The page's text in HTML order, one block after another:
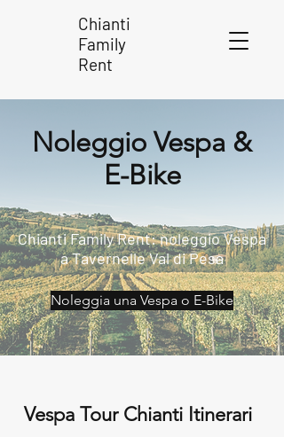
Chianti
Family
Rent
Noleggio Vespa &
E-Bike
Chianti Family Rent: noleggio Vespa
a Tavernelle Val di Pesa
Noleggia una Vespa o E-Bike
Vespa Tour Chianti Itinerari